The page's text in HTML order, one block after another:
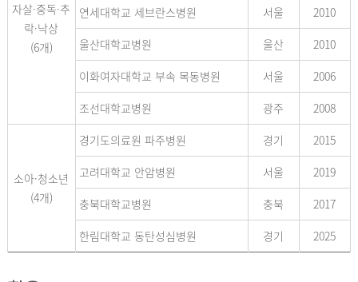
자살·중독·추
락·낙상
(6개)
연세대학교 세브란스병원
서울
2010
울산대학교병원
울산
2010
이화여자대학교 부속 목동병원
서울
2006
조선대학교병원
광주 2008
소아·청소년
(4개)
경기도의료원 파주병원 경기
2015
고려대학교 안암병원
서울
2019
충북대학교병원
충북
2017
한림대학교 동탄성심병원
경기 2025